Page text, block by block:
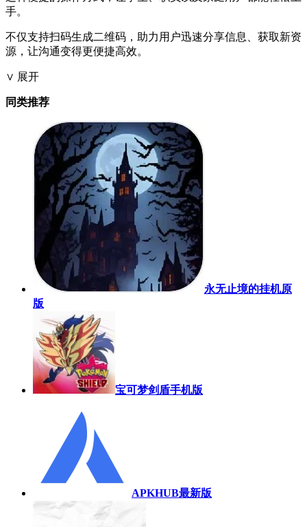
手。
不仅支持扫码生成二维码，助力用户迅速分享信息、获取新资
源，让沟通变得更便捷高效。
∨ 展开
同类推荐
永无止境的挂机原
版
宝可梦剑盾手机版
APKHUB最新版